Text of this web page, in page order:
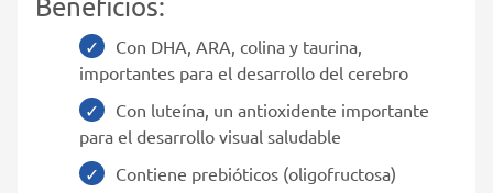
Con DHA, ARA, colina y taurina,
importantes para el desarrollo del cerebro
Con luteína, un antioxidente importante
para el desarrollo visual saludable
Contiene prebióticos (oligofructosa)